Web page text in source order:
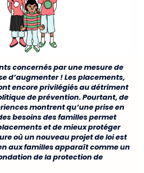
concernés par une mesure de
d’augmenter ! Les placements,
encore privilégiés au détriment
de prévention. Pourtant, de
montrent qu’une prise en
besoins des familles permet
et de mieux protéger
où un nouveau projet de loi est
aux familles apparaît comme un
de la protection de